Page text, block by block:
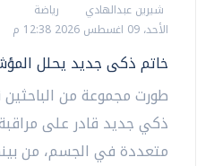
شيرين عبدالهادي
رياضة
الأحد، 09 اغسطس 2026 12:38 م
خاتم ذكى جديد يحلل
طورت مجموعة من الباحثين
ذكي جديد قادر على
متعددة في الجسم، من